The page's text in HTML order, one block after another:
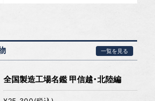
一覧を見る
全国製造工場名鑑 甲信越・北陸編